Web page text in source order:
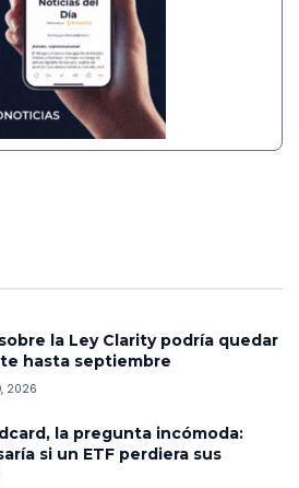
la Ley Clarity podría quedar
hasta septiembre
2026
la pregunta incómoda:
si un ETF perdiera sus